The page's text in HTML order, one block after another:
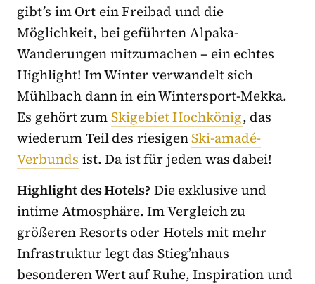
gibt’s im Ort ein Freibad und die
Möglichkeit, bei geführten Alpaka-
Wanderungen mitzumachen – ein echtes
Highlight! Im Winter verwandelt sich
Mühlbach dann in ein Wintersport-Mekka.
Es gehört zumSkigebiet Hochkönig, das
wiederum Teil des riesigenSki-amadé-
Verbunds ist. Da ist für jeden was dabei!
Highlight des Hotels? Die exklusive und
intime Atmosphäre. Im Vergleich zu
größeren Resorts oder Hotels mit mehr
Infrastruktur legt das Stieg’nhaus
besonderen Wert auf Ruhe, Inspiration und